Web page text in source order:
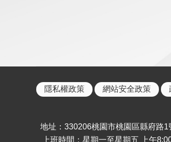
隱私權政策 網站安全政策
地址：330206桃園市桃園區縣府路
上班時間：星期一至星期五 上午